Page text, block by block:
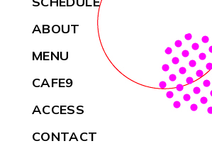
ABOUT
MENU
CAFE9
ACCESS
CONTACT